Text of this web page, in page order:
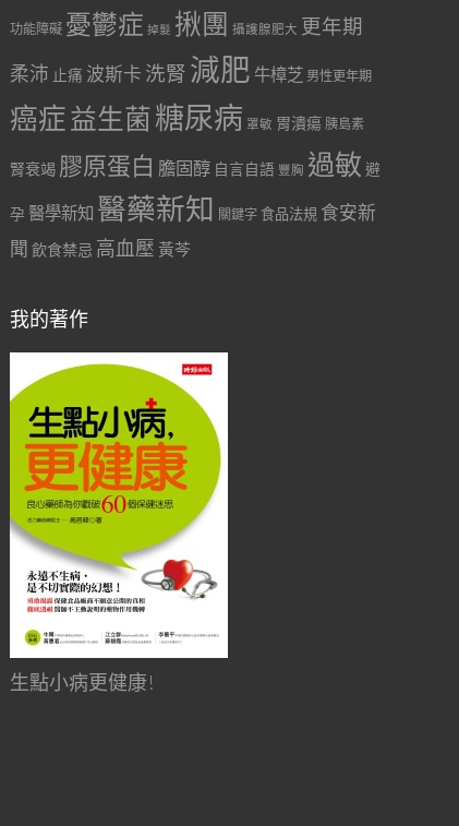
功能障礙 憂鬱症 掉髮 揪團 攝護腺肥大 更年期
柔沛 止痛 波斯卡 洗腎 減肥 牛樟芝 男性更年期
癌症益生菌 糖尿病 罩敏 胃潰瘍 胰島素
腎衰竭 膠原蛋白 膽固醇 自言自語 豐胸 過敏 避
孕 醫學新知 醫藥新知 關鍵字 食品法規 食安新
聞 飲食禁忌 高血壓 黃芩
我的著作
生點小病更健康!